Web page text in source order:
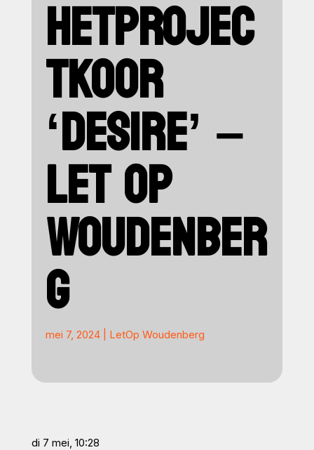
HETPROJEC
TKOOR
‘DESIRE’ –
LET OP
WOUDENBER
G
mei 7, 2024| LetOp Woudenberg
di 7 mei, 10:28